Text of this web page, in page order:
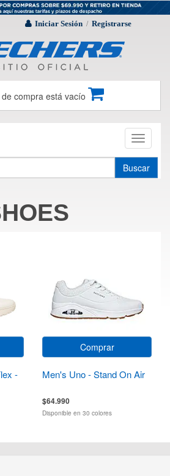
Iniciar Sesión / Registrarse
compra está vacío
Toggle
Buscar
-
Comprar
Men's Uno - Stand On Air
$64.990
Disponible en 30 colores